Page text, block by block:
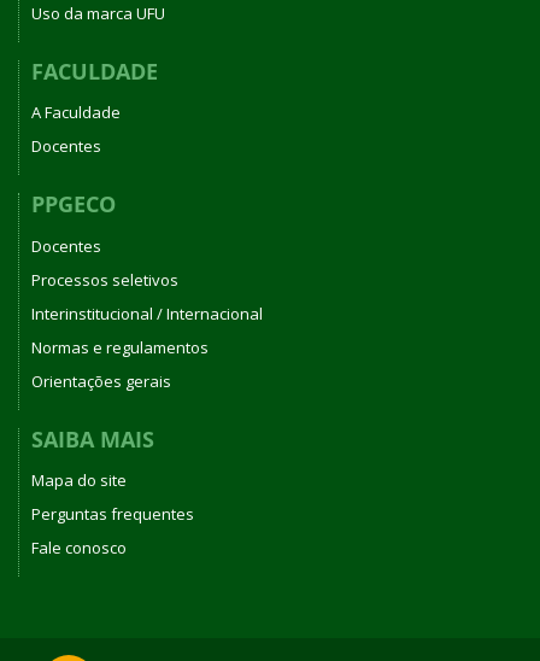
Uso da marca UFU
FACULDADE
A Faculdade
Docentes
PPGECO
Docentes
Processos seletivos
Interinstitucional / Internacional
Normas e regulamentos
Orientações gerais
SAIBA MAIS
Mapa do site
Perguntas frequentes
Fale conosco